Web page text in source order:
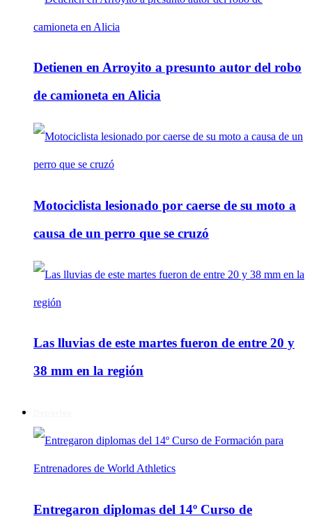
Detienen en Arroyito a presunto autor del robo
de camioneta en Alicia
Motociclista lesionado por caerse de su moto a
causa de un perro que se cruzó
Las lluvias de este martes fueron de entre 20 y
38 mm en la región
Entregaron diplomas del 14º Curso de